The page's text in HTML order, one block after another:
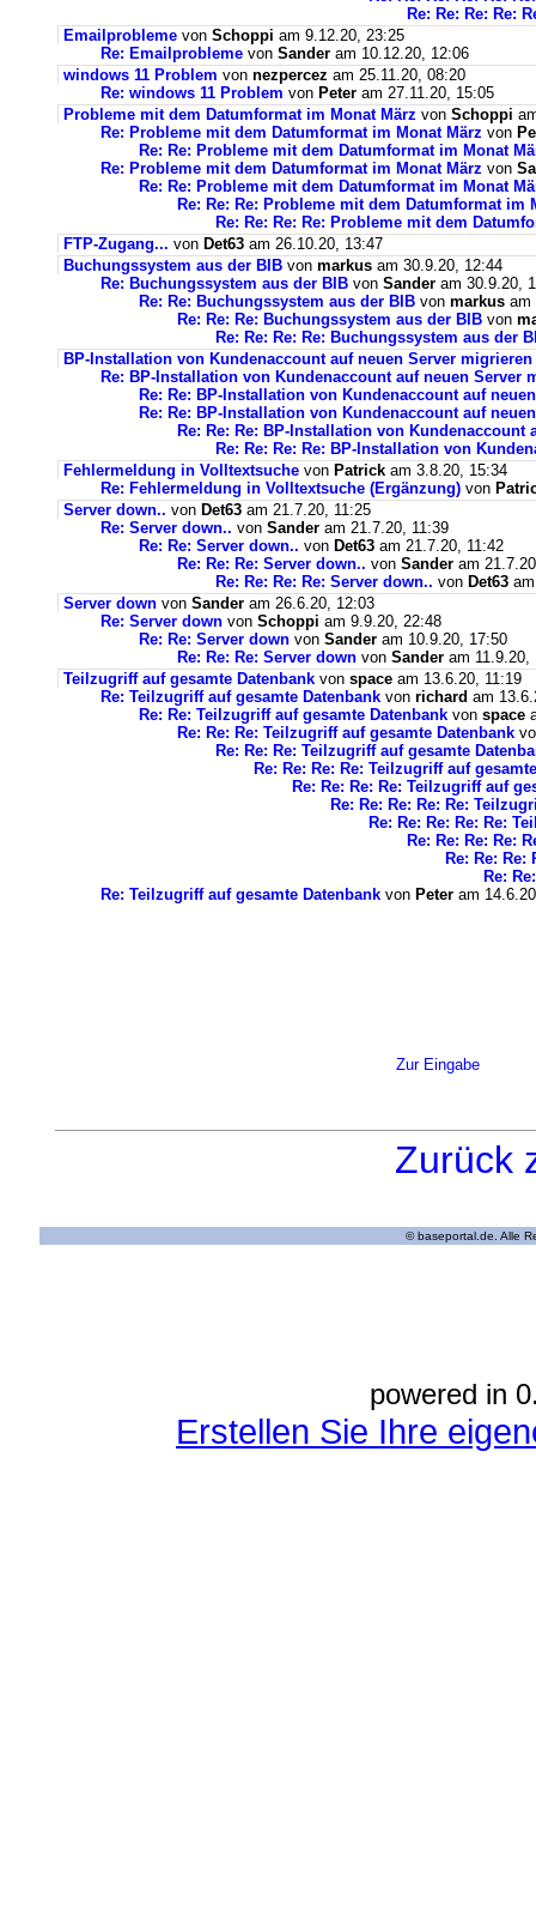
Re: Re: Re: Re:
Emailprobleme von Schoppi am 9.12.20, 23:25
Re: Emailprobleme von Sander am 10.12.20, 12:06
windows 11 Problem von nezpercez am 25.11.20, 08:20
Re: windows 11 Problem von Peter am 27.11.20, 15:05
Probleme mit dem Datumformat im Monat März von Schoppi
Re: Probleme mit dem Datumformat im Monat März von
Re: Re: Probleme mit dem Datumformat im Monat
Re: Probleme mit dem Datumformat im Monat März von
Re: Re: Probleme mit dem Datumformat im Monat
Re: Re: Re: Probleme mit dem Datumformat im
Re: Re: Re: Re: Probleme mit dem
FTP-Zugang... von Det63 am 26.10.20, 13:47
Buchungssystem aus der BIB von markus am 30.9.20, 12:44
Re: Buchungssystem aus der BIB von Sander am 30.9.20,
Re: Re: Buchungssystem aus der BIB von markus am
Re: Re: Re: Buchungssystem aus der BIB von
Re: Re: Re: Re: Buchungssystem aus der
BP-Installation von Kundenaccount auf neuen Server migrieren
Re: BP-Installation von Kundenaccount auf neuen Server
Re: Re: BP-Installation von Kundenaccount auf
Re: Re: BP-Installation von Kundenaccount auf
Re: Re: Re: BP-Installation von Kundenaccount
Re: Re: Re: Re: BP-Installation von
Fehlermeldung in Volltextsuche von Patrick am 3.8.20, 15:34
Re: Fehlermeldung in Volltextsuche (Ergänzung) von
Server down.. von Det63 am 21.7.20, 11:25
Re: Server down.. von Sander am 21.7.20, 11:39
Re: Re: Server down.. von Det63 am 21.7.20, 11:42
Re: Re: Re: Server down.. von Sander am
Re: Re: Re: Re: Server down.. von Det63
Server down von Sander am 26.6.20, 12:03
Re: Server down von Schoppi am 9.9.20, 22:48
Re: Re: Server down von Sander am 10.9.20, 17:50
Re: Re: Re: Server down von Sander am 11.9.20,
Teilzugriff auf gesamte Datenbank von space am 13.6.20, 11:19
Re: Teilzugriff auf gesamte Datenbank von richard am
Re: Re: Teilzugriff auf gesamte Datenbank von space
Re: Re: Re: Teilzugriff auf gesamte Datenbank
Re: Re: Re: Teilzugriff auf gesamte
Re: Re: Re: Re: Teilzugriff auf
Re: Re: Re: Re: Teilzugriff auf
Re: Re: Re: Re: Re:
Re: Re: Re: Re: Re:
Re: Re: Re: Re:
Re: Re: Re:
Re:
Re: Teilzugriff auf gesamte Datenbank von Peter am
Zur Eingabe
Zurück
© baseportal.de. Alle
powered in
Erstellen Sie Ihre